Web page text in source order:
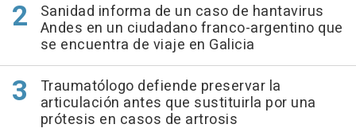
Sanidad informa de un caso de hantavirus
Andes en un ciudadano franco-argentino que
se encuentra de viaje en Galicia
Traumatólogo defiende preservar la
articulación antes que sustituirla por una
prótesis en casos de artrosis